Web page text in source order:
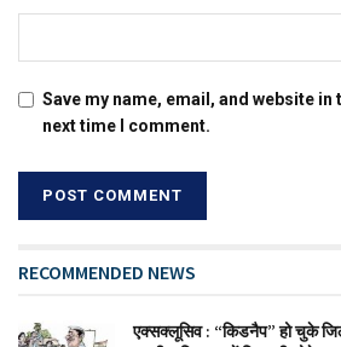
Save my name, email, and website
next time I comment.
RECOMMENDED NEWS
एक्सक्लूसिव : “किडनैप” हो चुके